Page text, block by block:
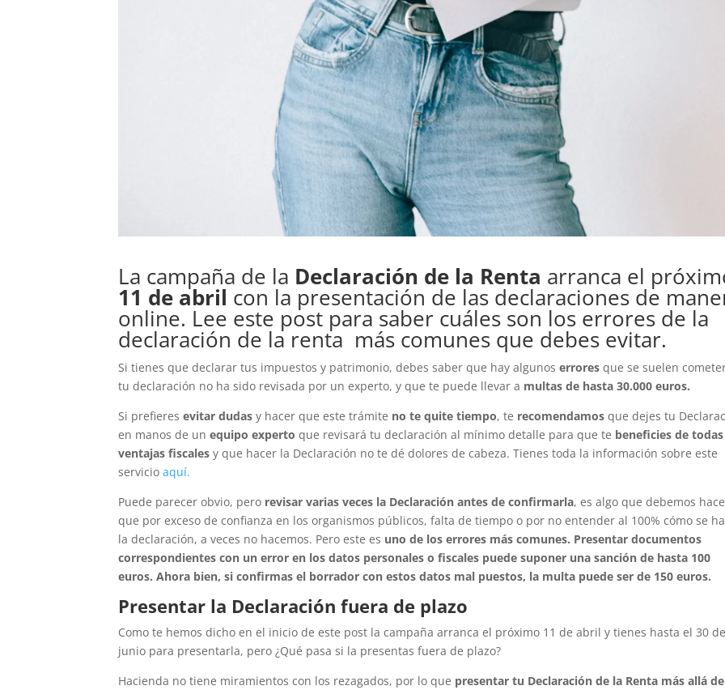
La campaña de la Declaración de la Renta arranca el
11 de abril con la presentación de las declaraciones de
online. Lee este post para saber cuáles son los errores de la
declaración de la renta más comunes que debes evitar.
Si tienes que declarar tus impuestos y patrimonio, debes saber que hay algunoserrores que se suelen
tu declaración no ha sido revisada por un experto, y que te puede llevar a multas de hasta 30.000 euros.
Si prefieresevitar dudas y hacer que este trámite no te quite tiempo, te recomendamos que dejes tu
en manos de unequipo experto que revisará tu declaración al mínimo detalle para que te beneficies de
ventajas fiscales y que hacer la Declaración no te dé dolores de cabeza. Tienes toda la información sobre este
servicioaquí.
Puede parecer obvio, pero revisar varias veces la Declaración antes de confirmarla, es algo que debemos
que por exceso de confianza en los organismos públicos, falta de tiempo o por no entender al 100% cómo se
la declaración, a veces no hacemos. Pero este es uno de los errores más comunes. Presentar documentos
correspondientes con un error en los datos personales o fiscales puede suponer una sanción de hasta 100
euros. Ahora bien, si confirmas el borrador con estos datos mal puestos, la multa puede ser de 150 euros.
Presentar la Declaración fuera de plazo
Como te hemos dicho en el inicio de este post la campaña arranca el próximo 11 de abril y tienes hasta el 30 de
junio para presentarla, pero ¿Qué pasa si la presentas fuera de plazo?
Hacienda no tiene miramientos con los rezagados, por lo que presentar tu Declaración de la Renta más allá